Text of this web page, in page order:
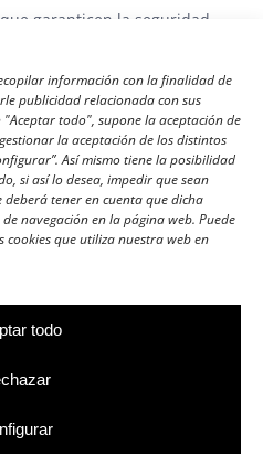
información con la finalidad de
publicidad relacionada con sus
todo", supone la aceptación de
la aceptación de los distintos
Así mismo tiene la posibilidad
si así lo desea, impedir que sean
tener en cuenta que dicha
navegación en la página web. Puede
que utiliza nuestra web en
todo
garanticen la seguridad
y/o acceso no autorizado
la tecnología, la naturaleza
los riesgos a los que están
la acción humana o del
con el que prevé
|